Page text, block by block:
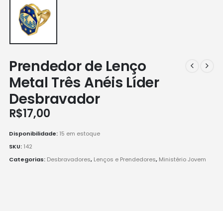
Prendedor de Lenço
Metal Três Anéis Líder
Desbravador
R$17,00
Disponibilidade: 15 em estoque
SKU: 142
Categorias: Desbravadores, Lenços e Prendedores, Ministério Jovem